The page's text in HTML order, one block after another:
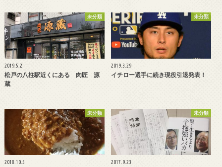
未分類
2019.5.2
松戸の八柱駅近くにある 肉匠 源
蔵
未分類
2019.3.29
イチロー選手に続き現役引退発表！
未分類
2018.10.5
未分類
2017.9.23